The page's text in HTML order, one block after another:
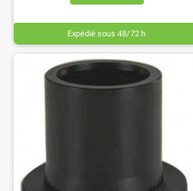
Expédié sous 48/72 h